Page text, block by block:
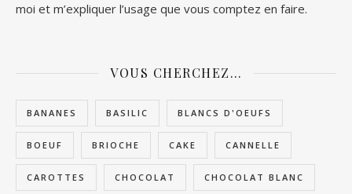
moi et m’expliquer l’usage que vous comptez en faire.
VOUS CHERCHEZ…
BANANES BASILIC BLANCS D'OEUFS
BOEUF BRIOCHE CAKE CANNELLE
CAROTTES CHOCOLAT CHOCOLAT BLANC